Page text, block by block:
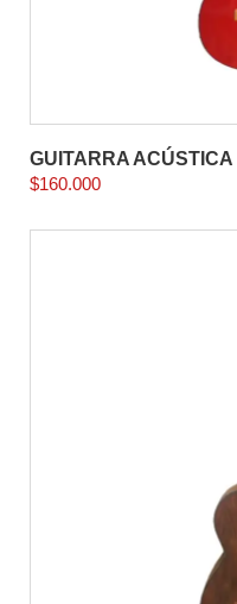
GUITARRA
$160.000